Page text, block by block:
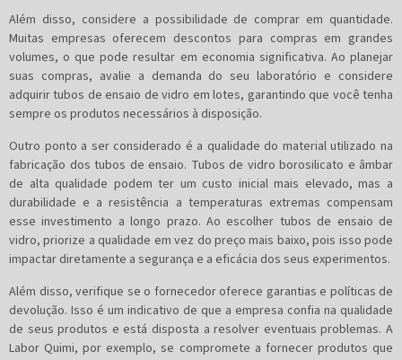
Além disso, considere a possibilidade de comprar em quantidade.
Muitas empresas oferecem descontos para compras em grandes
volumes, o que pode resultar em economia significativa. Ao planejar
suas compras, avalie a demanda do seu laboratório e considere
adquirir tubos de ensaio de vidro em lotes, garantindo que você tenha
sempre os produtos necessários à disposição.
Outro ponto a ser considerado é a qualidade do material utilizado na
fabricação dos tubos de ensaio. Tubos de vidro borosilicato e âmbar
de alta qualidade podem ter um custo inicial mais elevado, mas a
durabilidade e a resistência a temperaturas extremas compensam
esse investimento a longo prazo. Ao escolher tubos de ensaio de
vidro, priorize a qualidade em vez do preço mais baixo, pois isso pode
impactar diretamente a segurança e a eficácia dos seus experimentos.
Além disso, verifique se o fornecedor oferece garantias e políticas de
devolução. Isso é um indicativo de que a empresa confia na qualidade
de seus produtos e está disposta a resolver eventuais problemas. A
Labor Quimi, por exemplo, se compromete a fornecer produtos que